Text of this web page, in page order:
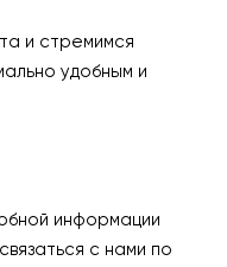
и стремимся
удобным и
информации
с нами по